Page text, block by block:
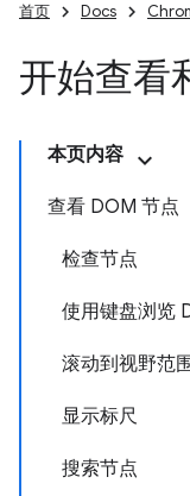
首页 Docs
开始查看
本页内容
查看 DOM 节点
检查节点
使用键盘浏览
滚动到视野范
显示标尺
搜索节点